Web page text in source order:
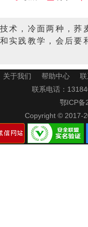
术，冷面两种，荞
实践教学，会后要
关于我们 帮助中心
联系电话：
鄂ICP备
Copyright © 2017-